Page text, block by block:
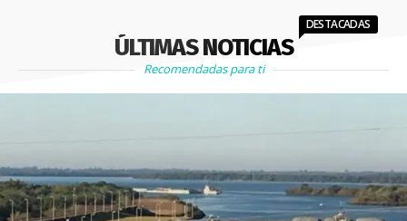
ÚLTIMAS NOTICIAS
DESTACADAS
Recomendadas para ti